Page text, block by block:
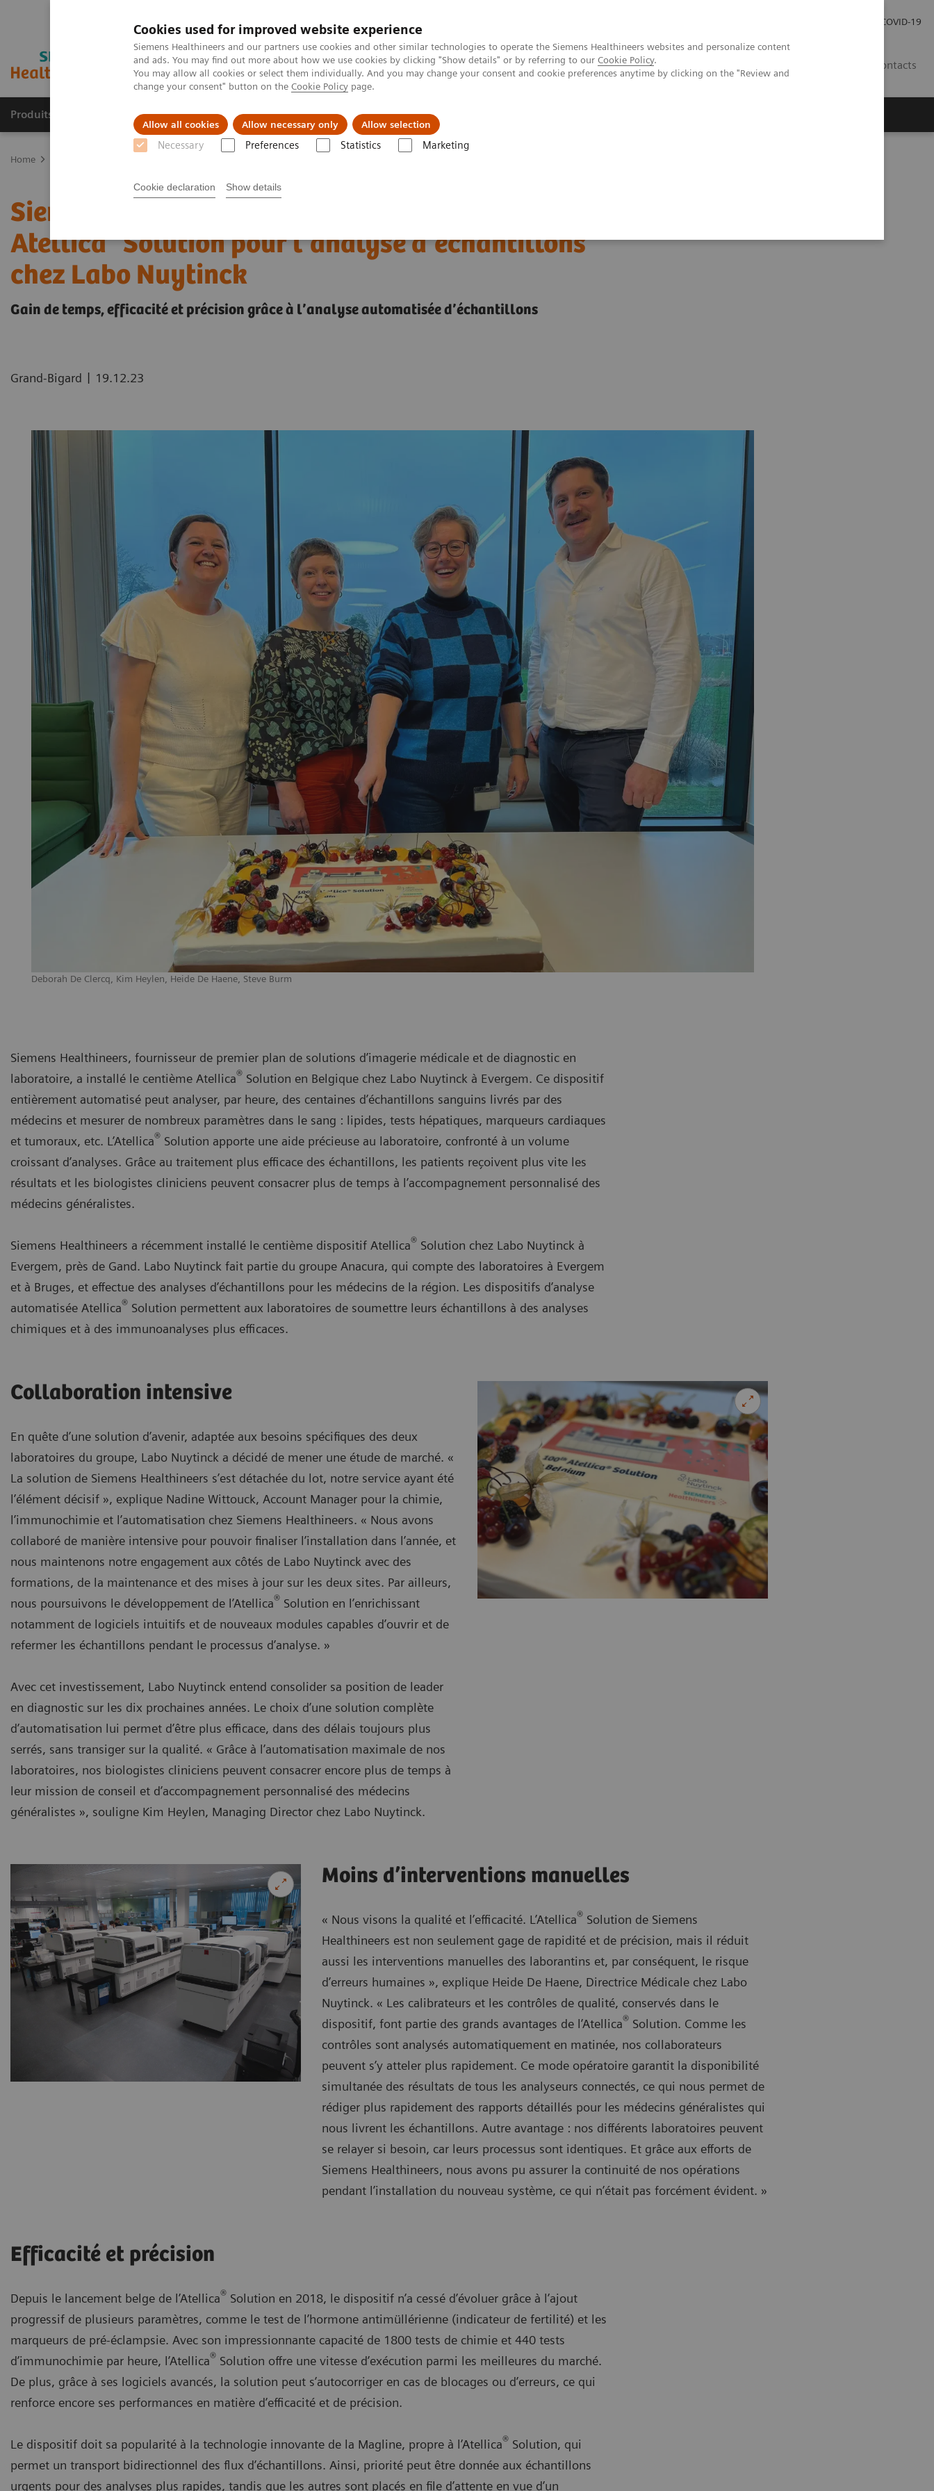
Cookies used for improved website experience
Siemens Healthineers and our partners use cookies and other similar technologies to operate the Siemens Healthineers websites and personalize content
and ads. You may find out more about how we use cookies by clicking "Show details" or by referring to our Cookie Policy.
You may allow all cookies or select them individually. And you may change your consent and cookie preferences anytime by clicking on the "Review and
change your consent" button on the Cookie Policy page.
Allow all cookies Allow necessary only Allow selection
Necessary Preferences Statistics Marketing
Cookie declaration Show details
COVID-19
Contacts
Produits & Services À propos de Clinical Fields Vision & perspectives
Home
Siemens Healthineers installe le centième
Atellica®Solution pour l’analyse d’échantillons
chez Labo Nuytinck
Gain de temps, efficacité et précision grâce à l’analyse automatisée d’échantillons
Grand-Bigard | 19.12.23
Deborah De Clercq, Kim Heylen, Heide De Haene, Steve Burm
Siemens Healthineers, fournisseur de premier plan de solutions d’imagerie médicale et de diagnostic en
laboratoire, a installé le centième Atellica® Solution en Belgique chez Labo Nuytinck à Evergem. Ce dispositif
entièrement automatisé peut analyser, par heure, des centaines d’échantillons sanguins livrés par des
médecins et mesurer de nombreux paramètres dans le sang : lipides, tests hépatiques, marqueurs cardiaques
et tumoraux, etc. L’Atellica® Solution apporte une aide précieuse au laboratoire, confronté à un volume
croissant d’analyses. Grâce au traitement plus efficace des échantillons, les patients reçoivent plus vite les
résultats et les biologistes cliniciens peuvent consacrer plus de temps à l’accompagnement personnalisé des
médecins généralistes.
Siemens Healthineers a récemment installé le centième dispositif Atellica® Solution chez Labo Nuytinck à
Evergem, près de Gand. Labo Nuytinck fait partie du groupe Anacura, qui compte des laboratoires à Evergem
et à Bruges, et effectue des analyses d’échantillons pour les médecins de la région. Les dispositifs d’analyse
automatisée Atellica® Solution permettent aux laboratoires de soumettre leurs échantillons à des analyses
chimiques et à des immunoanalyses plus efficaces.
Collaboration intensive
En quête d’une solution d’avenir, adaptée aux besoins spécifiques des deux
laboratoires du groupe, Labo Nuytinck a décidé de mener une étude de marché. «
La solution de Siemens Healthineers s’est détachée du lot, notre service ayant été
l’élément décisif », explique Nadine Wittouck, Account Manager pour la chimie,
l’immunochimie et l’automatisation chez Siemens Healthineers. « Nous avons
collaboré de manière intensive pour pouvoir finaliser l’installation dans l’année, et
nous maintenons notre engagement aux côtés de Labo Nuytinck avec des
formations, de la maintenance et des mises à jour sur les deux sites. Par ailleurs,
nous poursuivons le développement de l’Atellica® Solution en l’enrichissant
notamment de logiciels intuitifs et de nouveaux modules capables d’ouvrir et de
refermer les échantillons pendant le processus d’analyse. »
Avec cet investissement, Labo Nuytinck entend consolider sa position de leader
en diagnostic sur les dix prochaines années. Le choix d’une solution complète
d’automatisation lui permet d’être plus efficace, dans des délais toujours plus
serrés, sans transiger sur la qualité. « Grâce à l’automatisation maximale de nos
laboratoires, nos biologistes cliniciens peuvent consacrer encore plus de temps à
leur mission de conseil et d’accompagnement personnalisé des médecins
généralistes », souligne Kim Heylen, Managing Director chez Labo Nuytinck.
Moins d’interventions manuelles
« Nous visons la qualité et l’efficacité. L’Atellica® Solution de Siemens
Healthineers est non seulement gage de rapidité et de précision, mais il réduit
aussi les interventions manuelles des laborantins et, par conséquent, le risque
d’erreurs humaines », explique Heide De Haene, Directrice Médicale chez Labo
Nuytinck. « Les calibrateurs et les contrôles de qualité, conservés dans le
dispositif, font partie des grands avantages de l’Atellica® Solution. Comme les
contrôles sont analysés automatiquement en matinée, nos collaborateurs
peuvent s’y atteler plus rapidement. Ce mode opératoire garantit la disponibilité
simultanée des résultats de tous les analyseurs connectés, ce qui nous permet de
rédiger plus rapidement des rapports détaillés pour les médecins généralistes qui
nous livrent les échantillons. Autre avantage : nos différents laboratoires peuvent
se relayer si besoin, car leurs processus sont identiques. Et grâce aux efforts de
Siemens Healthineers, nous avons pu assurer la continuité de nos opérations
pendant l’installation du nouveau système, ce qui n’était pas forcément évident. »
Efficacité et précision
Depuis le lancement belge de l’Atellica® Solution en 2018, le dispositif n’a cessé d’évoluer grâce à l’ajout
progressif de plusieurs paramètres, comme le test de l’hormone antimüllérienne (indicateur de fertilité) et les
marqueurs de pré-éclampsie. Avec son impressionnante capacité de 1800 tests de chimie et 440 tests
d’immunochimie par heure, l’Atellica® Solution offre une vitesse d’exécution parmi les meilleures du marché.
De plus, grâce à ses logiciels avancés, la solution peut s’autocorriger en cas de blocages ou d’erreurs, ce qui
renforce encore ses performances en matière d’efficacité et de précision.
Le dispositif doit sa popularité à la technologie innovante de la Magline, propre à l’Atellica® Solution, qui
permet un transport bidirectionnel des flux d’échantillons. Ainsi, priorité peut être donnée aux échantillons
urgents pour des analyses plus rapides, tandis que les autres sont placés en file d’attente en vue d’un